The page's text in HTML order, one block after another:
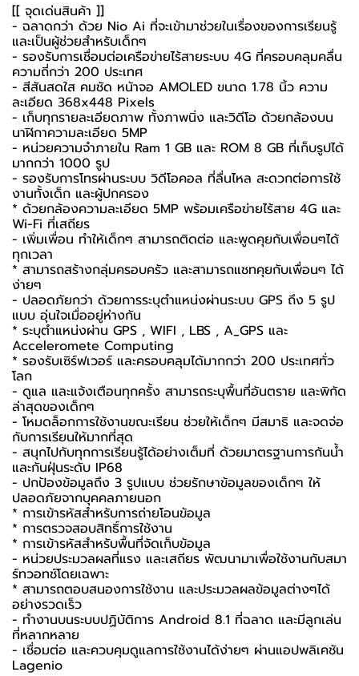
[[ จุดเด่นสินค้า ]]
- ฉลาดกว่า ด้วย Nio Ai ที่จะเข้ามาช่วยในเรื่องของการเรียนรู้
และเป็นผู้ช่วยสำหรับเด็กๆ
- รองรับการเชื่อมต่อเครือข่ายไร้สายระบบ 4G ที่ครอบคลุมคลื่น
ความถี่กว่า 200 ประเทศ
- สีสันสดใส คมชัด หน้าจอ AMOLED ขนาด 1.78 นิ้ว ความ
ละเอียด 368x448 Pixels
- เก็บทุกรายละเอียดภาพ ทั้งภาพนิ่ง และวิดีโอ ด้วยกล้องบน
นาฬิกาความละเอียด 5MP
- หน่วยความจำภายใน Ram 1 GB และ ROM 8 GB ที่เก็บรูปได้
มากกว่า 1000 รูป
- รองรับการโทรผ่านระบบ วิดีโอคอล ที่ลื่นไหล สะดวกต่อการใช้
งานทั้งเด็ก และผู้ปกครอง
* ด้วยกล้องความละเอียด 5MP พร้อมเครือข่ายไร้สาย 4G และ
Wi-Fi ที่เสถียร
- เพิ่มเพื่อน ทำให้เด็กๆ สามารถติดต่อ และพูดคุยกับเพื่อนๆได้
ทุกเวลา
* สามารถสร้างกลุ่มครอบครัว และสามารถแชทคุยกับเพื่อนๆ ได้
ง่ายๆ
- ปลอดภัยกว่า ด้วยการระบุตำแหน่งผ่านระบบ GPS ถึง 5 รูป
แบบ อุ่นใจเมื่ออยู่ห่างกัน
* ระบุตำแหน่งผ่าน GPS , WIFI , LBS , A_GPS และ
Acceleromete Computing
* รองรับเซิร์ฟเวอร์ และครอบคลุมได้มากกว่า 200 ประเทศทั่ว
โลก
- ดูแล และแจ้งเตือนทุกครั้ง สามารถระบุพื้นที่อันตราย และพิกัด
ล่าสุดของเด็กๆ
- โหมดล็อกการใช้งานขณะเรียน ช่วยให้เด็กๆ มีสมาธิ และจดจ่อ
กับการเรียนให้มากที่สุด
- สนุกไปกับทุกการเรียนรู้ได้อย่างเต็มที่ ด้วยมาตรฐานการกันน้ำ
และกันฝุ่นระดับ IP68
- ปกป้องข้อมูลถึง 3 รูปแบบ ช่วยรักษาข้อมูลของเด็กๆ ให้
ปลอดภัยจากบุคคลภายนอก
* การเข้ารหัสสำหรับการถ่ายโอนข้อมูล
* การตรวจสอบสิทธิ์การใช้งาน
* การเข้ารหัสสำหรับพื้นที่จัดเก็บข้อมูล
- หน่วยประมวลผลที่แรง และเสถียร พัฒนามาเพื่อใช้งานกับสมา
ร์ทวอทช์โดยเฉพาะ
* สามารถตอบสนองการใช้งาน และประมวลผลข้อมูลต่างๆได้
อย่างรวดเร็ว
- ทำงานบนระบบปฏิบัติการ Android 8.1 ที่ฉลาด และมีลูกเล่น
ที่หลากหลาย
- เชื่อมต่อ และควบคุมดูแลการใช้งานได้ง่ายๆ ผ่านแอปพลิเคชัน
Lagenio